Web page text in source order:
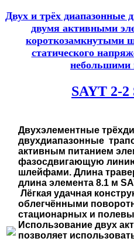
Двух и трёх диапазонные
двумя активными
короткозамкнутыми
статического
небольшими
SAYT 2-2
Двухэлементные
двухдиапазонные
активным питанием
фазосдвигающую
шлейфами. Длина
длина элемента 8.1 м
Лёгкая удачная
облегчёнными
стационарных и
Использование двух
позволяет